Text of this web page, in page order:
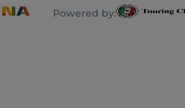
Wandmalereien und
Powered by: